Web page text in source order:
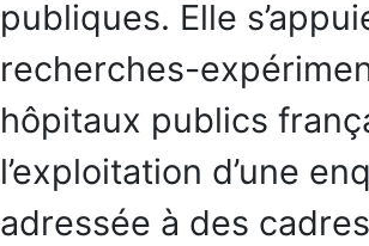
publiques. Elle
recherches-
hôpitaux publics
l’exploitation d’une
adressée à des